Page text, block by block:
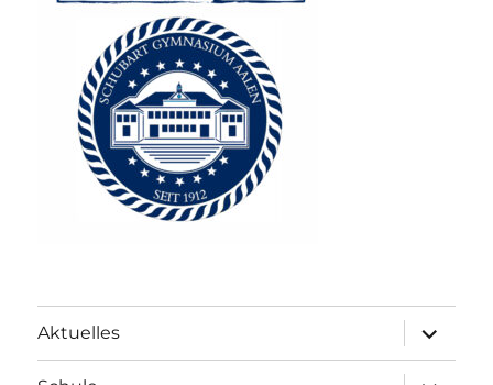
Aktuelles
anzeigen